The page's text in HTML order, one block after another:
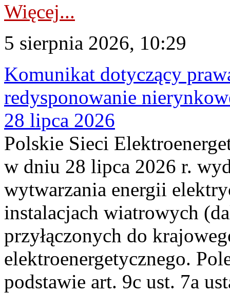
Więcej...
5 sierpnia 2026, 10:29
Komunikat dotyczący
redysponowanie
28 lipca 2026
Polskie Sieci
w dniu 28 lipca 2026 r.
wytwarzania energii
instalacjach wiatrowych
przyłączonych do
elektroenergetycznego.
podstawie art. 9c ust. 7a